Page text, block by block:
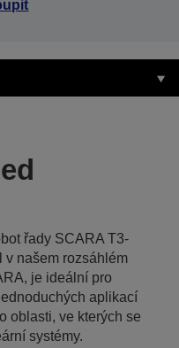
řady SCARA T3-
v našem rozsáhlém
je ideální pro
aplikací
oblasti, ve kterých se
systémy.